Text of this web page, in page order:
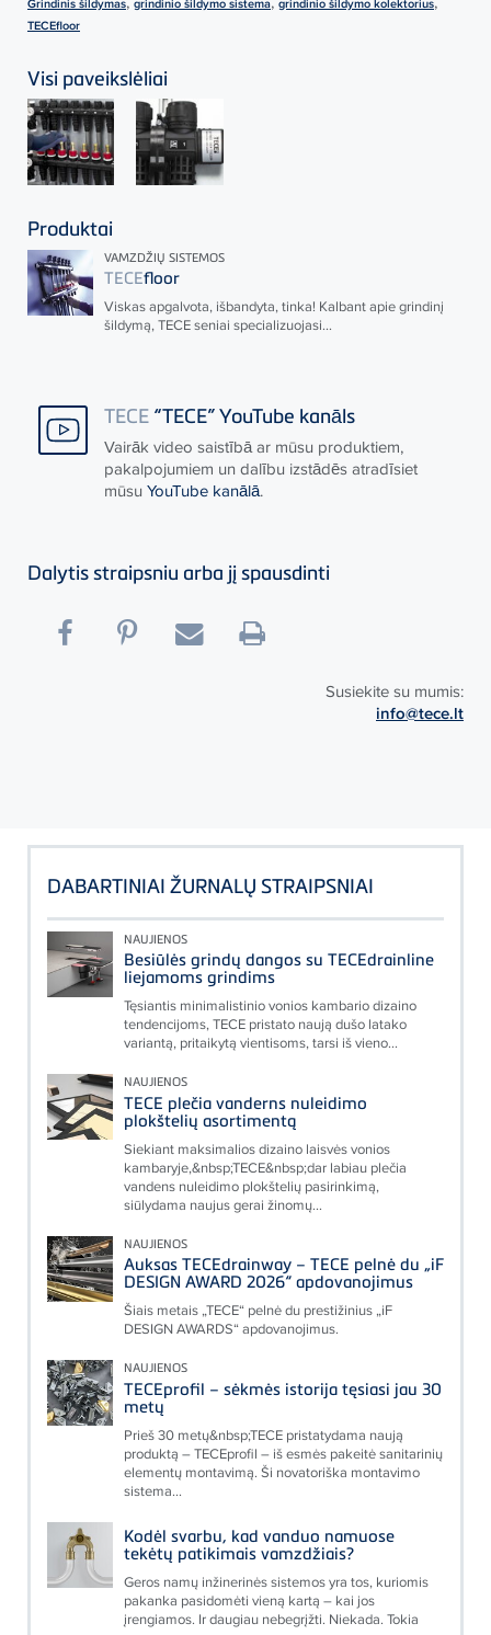
TECEfloor
Visi paveikslėliai
Produktai
VAMZDŽIŲ SISTEMOS
TECEfloor
Viskas apgalvota, išbandyta, tinka! Kalbant apie grindinį
šildymą,TECEseniai specializuojasi...
TECE “TECE” YouTube kanāls
Vairāk video saistībā ar mūsu produktiem,
pakalpojumiem un dalību izstādēs atradīsiet
mūsu YouTube kanālā.
Dalytis straipsniu arba jį spausdinti
Susiekite su mumis:
info@tece.lt
DABARTINIAI ŽURNALŲ STRAIPSNIAI
NAUJIENOS
Besiūlės grindų dangos su TECEdrainline
liejamoms grindims
Tęsiantis minimalistinio vonios kambario dizaino
tendencijoms, TECE pristato naują dušo latako
variantą, pritaikytą vientisoms, tarsi iš vieno...
NAUJIENOS
TECE plečia vanderns nuleidimo
plokštelių asortimentą
Siekiant maksimalios dizaino laisvės vonios
kambaryje,&nbsp;TECE&nbsp;dar labiau plečia
vandens nuleidimo plokštelių pasirinkimą,
siūlydama naujus gerai žinomų...
NAUJIENOS
Auksas TECEdrainway – TECE pelnė du „iF
DESIGN AWARD 2026“ apdovanojimus
Šiais metais „TECE“ pelnė du prestižinius „iF
DESIGN AWARDS“ apdovanojimus.
NAUJIENOS
TECEprofil – sėkmės istorija tęsiasi jau 30
metų
Prieš 30 metų&nbsp;TECE pristatydama naują
produktą – TECEprofil – iš esmės pakeitė sanitarinių
elementų montavimą. Ši novatoriška montavimo
sistema...
Kodėl svarbu, kad vanduo namuose
tekėtų patikimais vamzdžiais?
Geros namų inžinerinės sistemos yra tos, kuriomis
pakanka pasidomėti vieną kartą – kai jos
įrengiamos. Ir daugiau nebegrįžti. Niekada. Tokia